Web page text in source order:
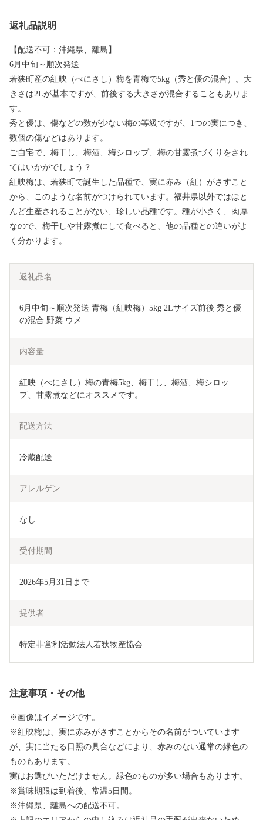
返礼品説明
【配送不可：沖縄県、離島】
6月中旬～順次発送
若狭町産の紅映（べにさし）梅を青梅で5kg（秀と優の混合）。大
きさは2Lが基本ですが、前後する大きさが混合することもありま
す。
秀と優は、傷などの数が少ない梅の等級ですが、1つの実につき、
数個の傷などはあります。
ご自宅で、梅干し、梅酒、梅シロップ、梅の甘露煮づくりをされ
てはいかがでしょう？
紅映梅は、若狭町で誕生した品種で、実に赤み（紅）がさすこと
から、このような名前がつけられています。福井県以外ではほと
んど生産されることがない、珍しい品種です。種が小さく、肉厚
なので、梅干しや甘露煮にして食べると、他の品種との違いがよ
く分かります。
返礼品名
6月中旬～順次発送 青梅（紅映梅）5kg 2Lサイズ前後 秀と優
の混合 野菜 ウメ
内容量
紅映（べにさし）梅の青梅5kg、梅干し、梅酒、梅シロッ
プ、甘露煮などにオススメです。
配送方法
冷蔵配送
アレルゲン
なし
受付期間
2026年5月31日まで
提供者
特定非営利活動法人若狭物産協会
注意事項・その他
※画像はイメージです。
※紅映梅は、実に赤みがさすことからその名前がついています
が、実に当たる日照の具合などにより、赤みのない通常の緑色の
ものもあります。
実はお選びいただけません。緑色のものが多い場合もあります。
※賞味期限は到着後、常温5日間。
※沖縄県、離島への配送不可。